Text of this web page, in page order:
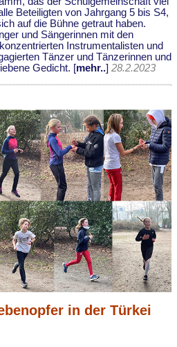
Beteiligten von Jahrgang 5 bis S4,
auf die Bühne getraut haben.
und Sängerinnen mit den
Instrumentalisten und
Tänzer und Tänzerinnen und
Gedicht. [mehr..] 28.2.2023
in der Türkei